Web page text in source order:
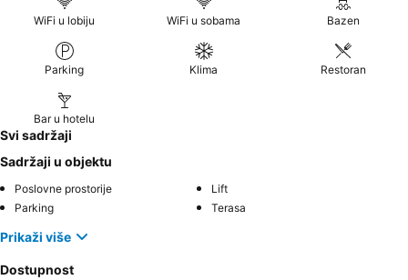
WiFi u lobiju WiFi u sobama Bazen
Parking Klima Restoran
Bar u hotelu
Svi sadržaji
Sadržaji u objektu
Poslovne prostorije
Lift
Parking
Terasa
Prikaži više
Dostupnost